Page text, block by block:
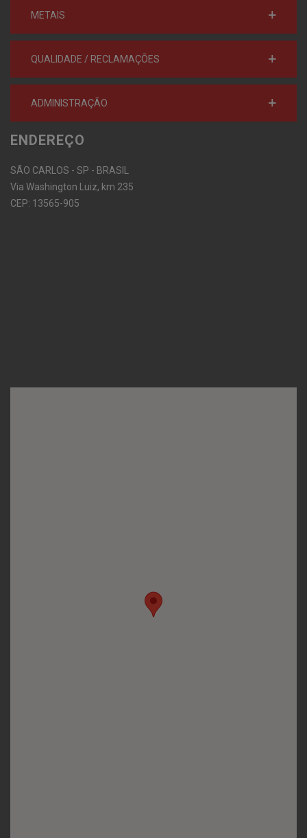
METAIS
QUALIDADE / RECLAMAÇÕES
ADMINISTRAÇÃO
ENDEREÇO
SÃO CARLOS - SP - BRASIL
Via Washington Luiz, km 235
CEP: 13565-905